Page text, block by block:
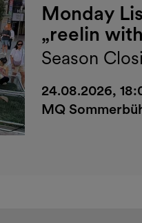
Monday
„reelin
Season
24.08.2026,
MQ